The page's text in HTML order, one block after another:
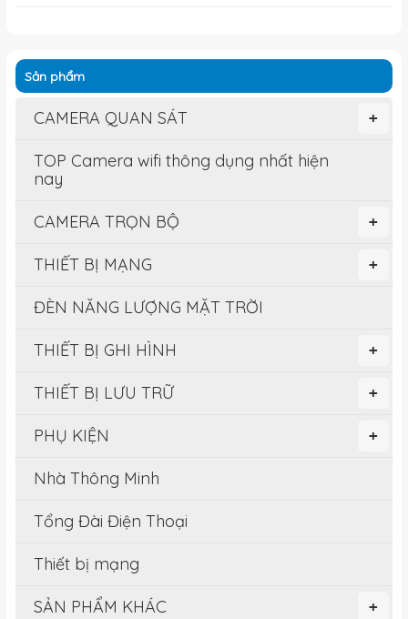
Sản phẩm
+
CAMERA QUAN SÁT
TOP Camera wifi thông dụng nhất hiện
nay
+
CAMERA TRỌN BỘ
+
THIẾT BỊ MẠNG
ĐÈN NĂNG LƯỢNG MẶT TRỜI
+
THIẾT BỊ GHI HÌNH
+
THIẾT BỊ LƯU TRỮ
+
PHỤ KIỆN
Nhà Thông Minh
Tổng Đài Điện Thoại
Thiết bị mạng
+
SẢN PHẨM KHÁC